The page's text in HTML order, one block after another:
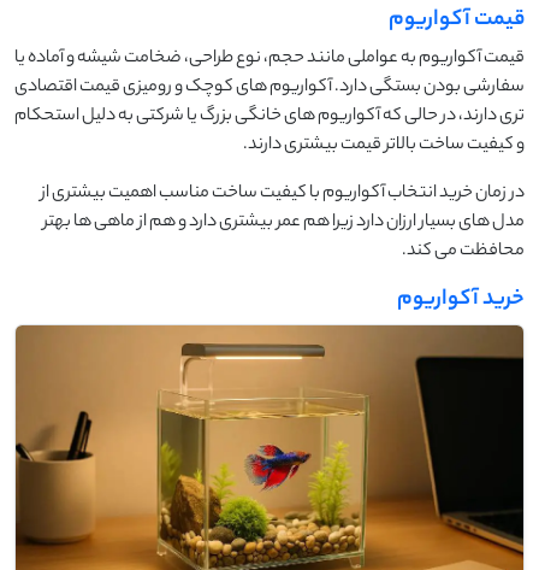
قیمت آکواریوم
قیمت آکواریوم به عواملی مانند حجم، نوع طراحی، ضخامت شیشه و آماده یا
سفارشی بودن بستگی دارد. آکواریوم های کوچک و رومیزی قیمت اقتصادی
تری دارند، در حالی که آکواریوم های خانگی بزرگ یا شرکتی به دلیل استحکام
و کیفیت ساخت بالاتر قیمت بیشتری دارند.
در زمان خرید انتخاب آکواریوم با کیفیت ساخت مناسب اهمیت بیشتری از
مدل های بسیار ارزان دارد زیرا هم عمر بیشتری دارد و هم از ماهی ها بهتر
محافظت می کند.
خرید آکواریوم